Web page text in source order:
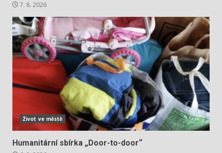
7. 8. 2026
Život ve městě
Humanitární sbírka „Door-to-door“